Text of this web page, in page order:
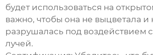
будет использоваться на
важно, чтобы она не выцветала и
разрушалась под воздействием
лучей.